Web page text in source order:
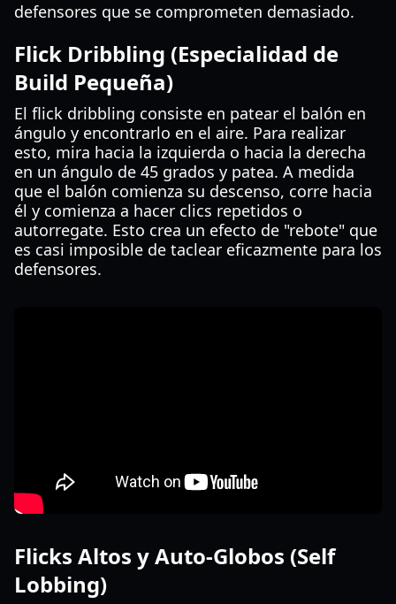
defensores que se comprometen demasiado.
Flick Dribbling (Especialidad de
Build Pequeña)
El flick dribbling consiste en patear el balón en
ángulo y encontrarlo en el aire. Para realizar
esto, mira hacia la izquierda o hacia la derecha
en un ángulo de 45 grados y patea. A medida
que el balón comienza su descenso, corre hacia
él y comienza a hacer clics repetidos o
autorregate. Esto crea un efecto de "rebote" que
es casi imposible de taclear eficazmente para los
defensores.
Flicks Altos y Auto-Globos (Self
Lobbing)